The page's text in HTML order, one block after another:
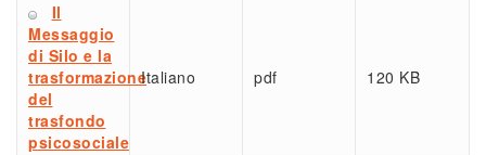
Il
Messaggio
di Silo e la
trasformazione
del
trasfondo
psicosociale
Italiano pdf 120 KB